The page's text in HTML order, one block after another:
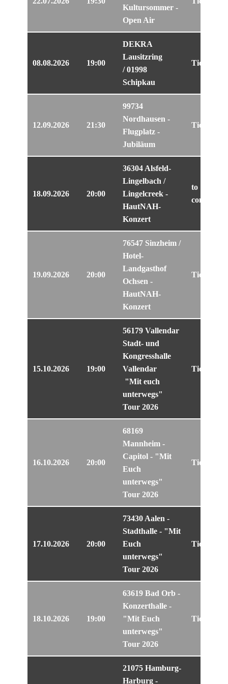
Kultursommer -
Open Air
08.08.2026 19:00
DEKRA
Lausitzring
/ 01998
Schipkau
Tickets
12.09.2026 21:30
99734
Nordhausen -
Flugplatz -
Jubiläum
Tickets
18.09.2026 20:00
36304 Alsfeld-
Lingelbach /
Lingelcreek -
HautNAH-
Konzert
to
come...
19.09.2026 20:00
76547 Sinzheim /
Hotel-
Landgasthof
Ochsen -
HautNAH-
Konzert
Tickets
15.10.2026 19:00
56179 Vallendar
Stadt- und
Kongresshalle
Vallendar
"Mit euch
unterwegs"
Tour 2026
Tickets
16.10.2026 20:00
68169
Mannheim -
Capitol - "Mit
Euch
unterwegs"
Tour 2026
Tickets
17.10.2026 20:00
73430 Aalen -
Stadthalle - "Mit
Euch
unterwegs"
Tour 2026
Tickets
18.10.2026 19:00
63619 Bad Orb -
Konzerthalle -
"Mit Euch
unterwegs"
Tour 2026
Tickets
21075 Hamburg-
Harburg -